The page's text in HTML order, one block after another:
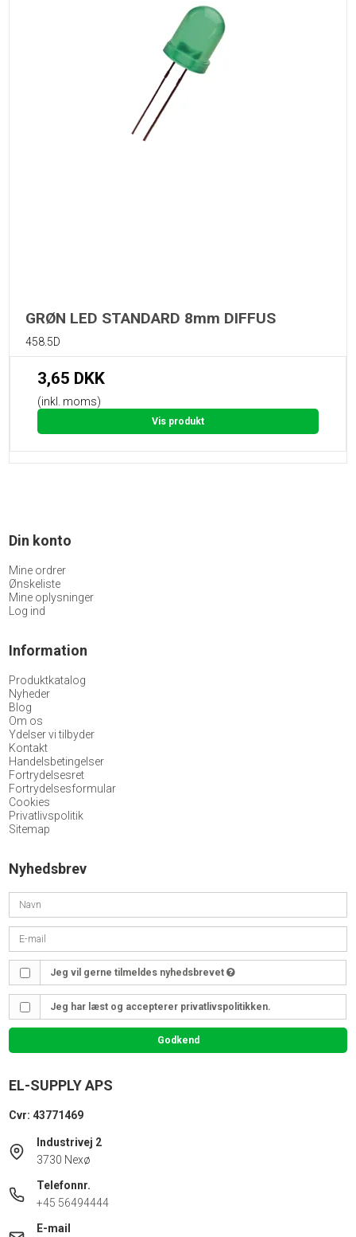
GRØN LED STANDARD 8mm DIFFUS
458.5D
3,65 DKK
(inkl. moms)
Vis produkt
Din konto
Mine ordrer
Ønskeliste
Mine oplysninger
Log ind
Information
Produktkatalog
Nyheder
Blog
Om os
Ydelser vi tilbyder
Kontakt
Handelsbetingelser
Fortrydelsesret
Fortrydelsesformular
Cookies
Privatlivspolitik
Sitemap
Nyhedsbrev
Jeg vil gerne tilmeldes nyhedsbrevet
Jeg har læst og accepterer privatlivspolitikken.
Godkend
EL-SUPPLY APS
Cvr: 43771469
Industrivej 2
3730 Nexø
Telefonnr.
+45 56494444
E-mail